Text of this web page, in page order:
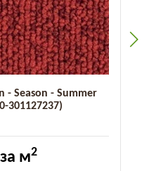
- Season - Summer
301127237)
за м2